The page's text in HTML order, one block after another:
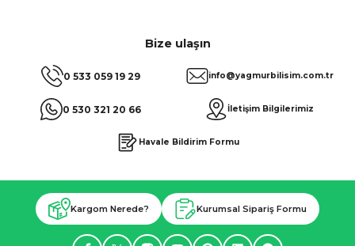
Bize ulaşın
0 533 059 19 29
0 530 321 20 66
info@yagmurbilisim.com.tr
İletişim Bilgilerimiz
Havale Bildirim Formu
Kargom Nerede? Kurumsal Sipariş Formu